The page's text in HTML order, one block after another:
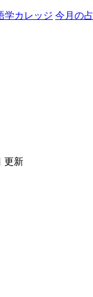
学カレッジ 今月の
更新